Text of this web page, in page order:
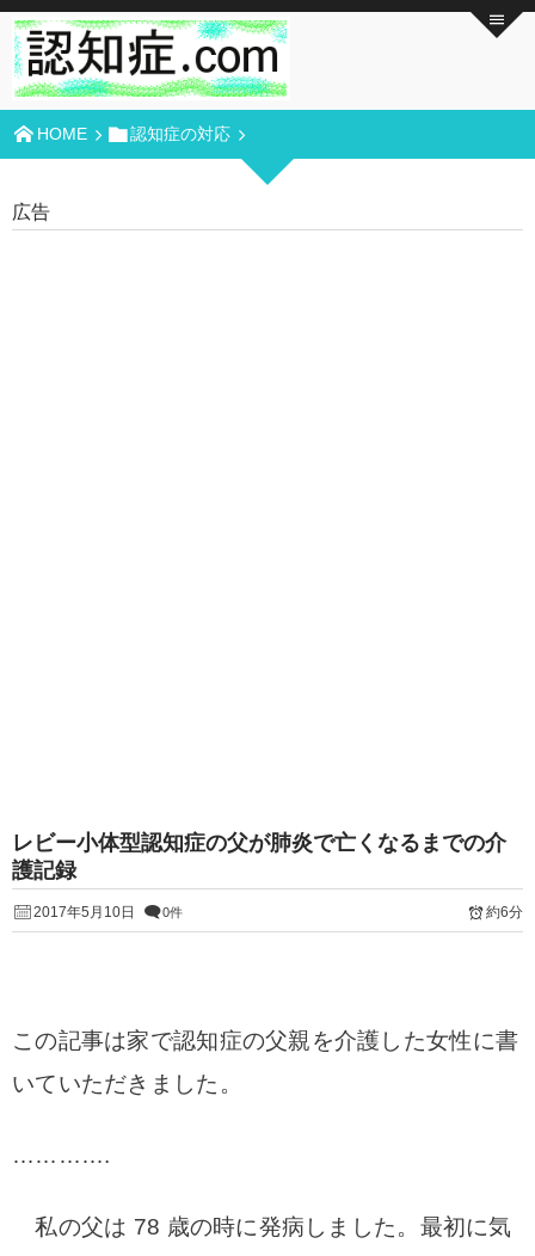
HOME 認知症の対応
広告
レビー小体型認知症の父が肺炎で亡くなるまでの介
護記録
2017年5月10日 0件 約6分
この記事は家で認知症の父親を介護した女性に書
いていただきました。
………….
私の父は 78 歳の時に発病しました。最初に気